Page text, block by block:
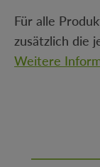
Für alle
zusätzlich die
Weitere